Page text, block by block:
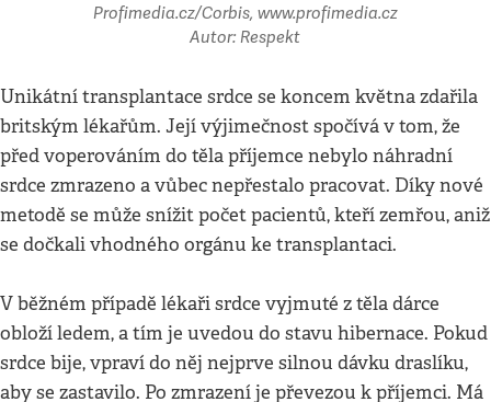
Profimedia.cz/Corbis, www.profimedia.cz
Autor: Respekt
Unikátní transplantace srdce se koncem května zdařila
britským lékařům. Její výjimečnost spočívá v tom, že
před voperováním do těla příjemce nebylo náhradní
srdce zmrazeno a vůbec nepřestalo pracovat. Díky nové
metodě se může snížit počet pacientů, kteří zemřou, aniž
se dočkali vhodného orgánu ke transplantaci.
V běžném případě lékaři srdce vyjmuté z těla dárce
obloží ledem, a tím je uvedou do stavu hibernace. Pokud
srdce bije, vpraví do něj nejprve silnou dávku draslíku,
aby se zastavilo. Po zmrazení je převezou k příjemci. Má